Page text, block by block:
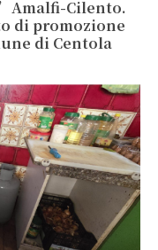
Cilento.
di promozione
di Centola